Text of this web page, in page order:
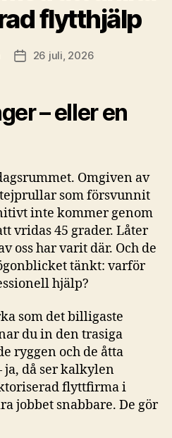
flytthjälp
Inläggsdatum
26 juli, 2026
– eller en
Omgiven av
som försvunnit
inte kommer genom
vridas 45 grader. Låter
oss har varit där. Och de
tänkt: varför
hjälp?
som det billigaste
du in den trasiga
ryggen och de åtta
då ser kalkylen
flyttfirma i
jobbet snabbare. De gör